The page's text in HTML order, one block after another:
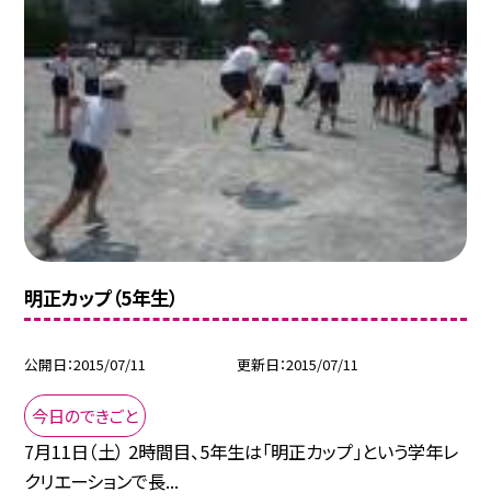
明正カップ（5年生）
公開日 2015/07/11 更新日 2015/07/11
今日のできごと
7月11日（土） 2時間目、5年生は「明正カップ」という学年レ
クリエーションで長...